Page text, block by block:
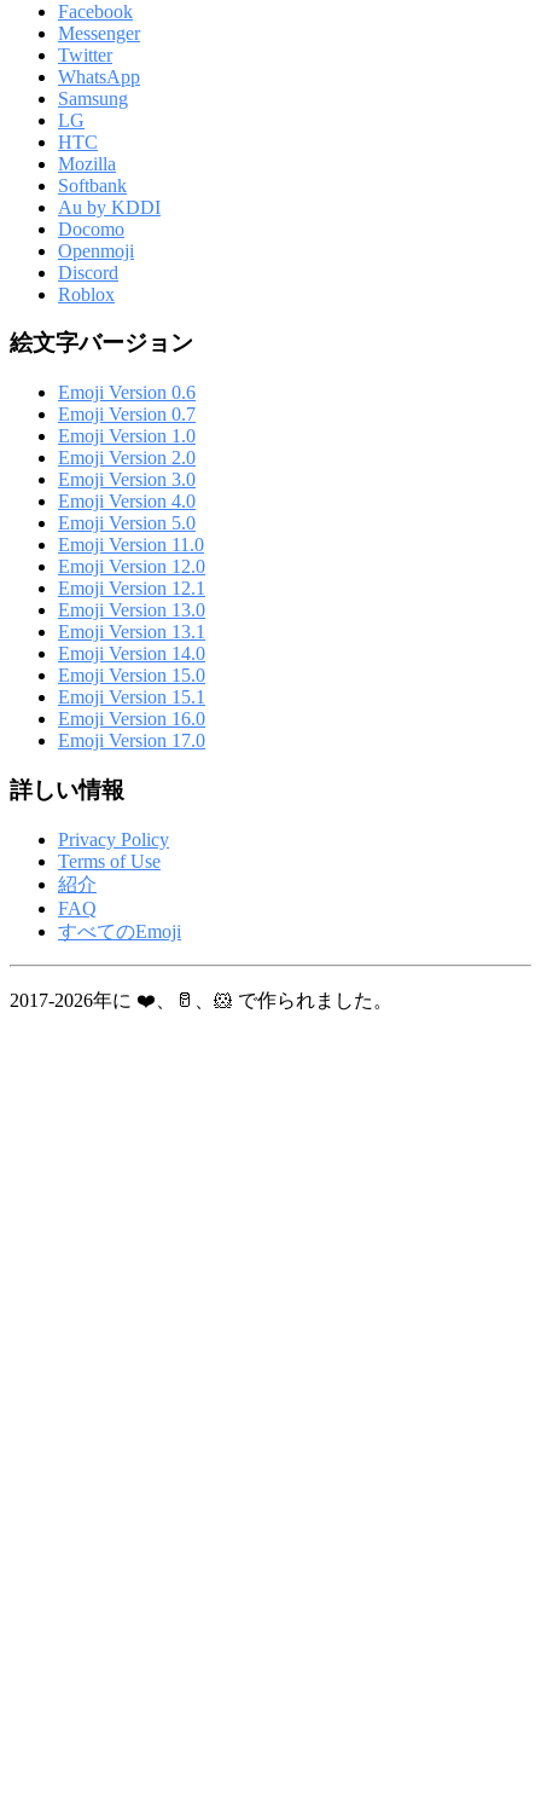
Facebook
Messenger
Twitter
WhatsApp
Samsung
LG
HTC
Mozilla
Softbank
Au by KDDI
Docomo
Openmoji
Discord
Roblox
絵文字バージョン
Emoji Version 0.6
Emoji Version 0.7
Emoji Version 1.0
Emoji Version 2.0
Emoji Version 3.0
Emoji Version 4.0
Emoji Version 5.0
Emoji Version 11.0
Emoji Version 12.0
Emoji Version 12.1
Emoji Version 13.0
Emoji Version 13.1
Emoji Version 14.0
Emoji Version 15.0
Emoji Version 15.1
Emoji Version 16.0
Emoji Version 17.0
詳しい情報
Privacy Policy
Terms of Use
紹介
FAQ
すべてのEmoji
2017-2026年に ❤️、🥛、🐹 で作られました。